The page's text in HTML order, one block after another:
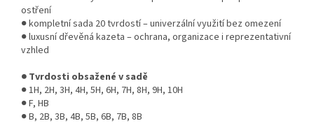
ostření
● kompletní sada 20 tvrdostí – univerzální využití bez omezení
● luxusní dřevěná kazeta – ochrana, organizace i reprezentativní
vzhled
● Tvrdosti obsažené v sadě
● 1H, 2H, 3H, 4H, 5H, 6H, 7H, 8H, 9H, 10H
● F, HB
● B, 2B, 3B, 4B, 5B, 6B, 7B, 8B